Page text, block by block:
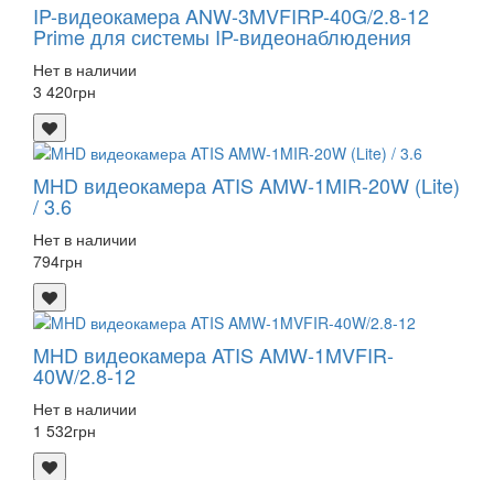
IP-видеокамера ANW-3MVFIRP-40G/2.8-12
Prime для системы IP-видеонаблюдения
Нет в наличии
3 420грн
MHD видеокамера ATIS AMW-1MIR-20W (Lite)
/ 3.6
Нет в наличии
794грн
MHD видеокамера ATIS AMW-1MVFIR-
40W/2.8-12
Нет в наличии
1 532грн